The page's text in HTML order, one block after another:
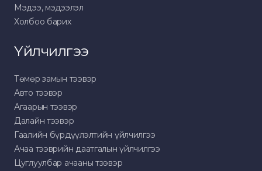
Мэдээ, мэдээлэл
Холбоо барих
Үйлчилгээ
Төмөр замын тээвэр
Авто тээвэр
Агаарын тээвэр
Далайн тээвэр
Гаалийн бүрдүүлэлтийн үйлчилгээ
Ачаа тээврийн даатгалын үйлчилгээ
Цуглуулбар ачааны тээвэр